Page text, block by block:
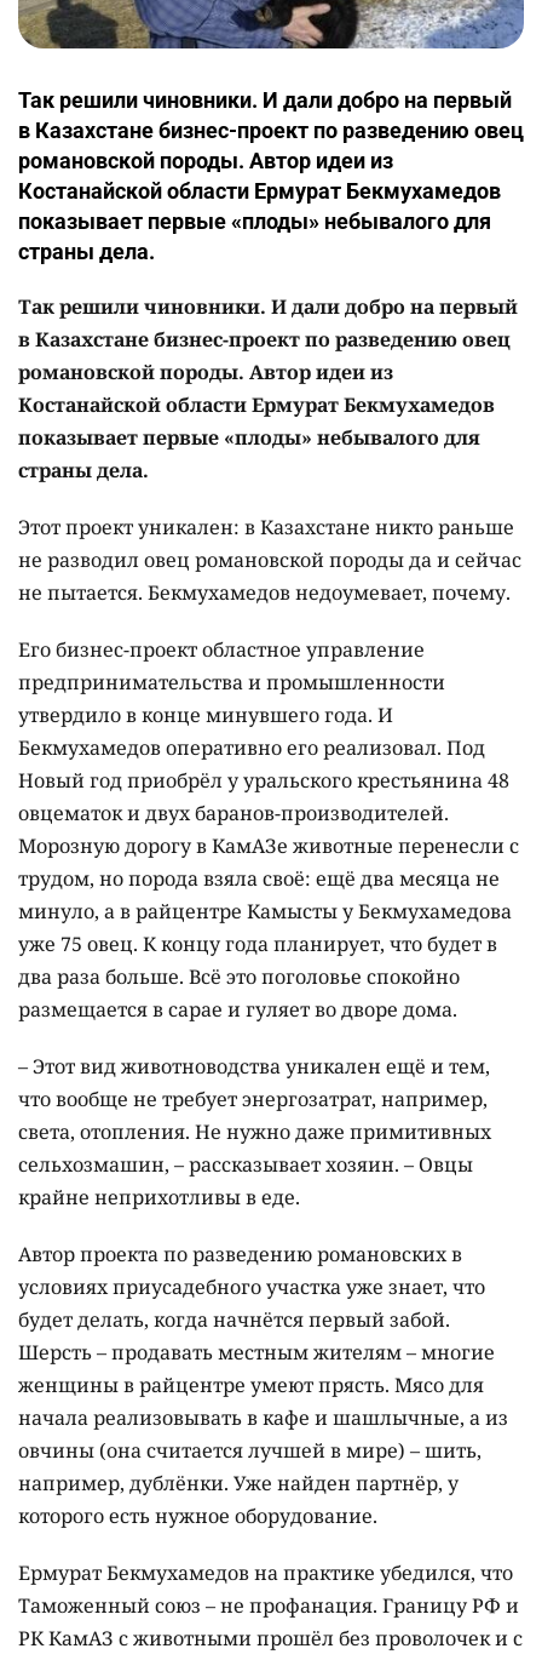
Так решили чиновники. И дали добро на первый
в Казахстане бизнес-проект по разведению овец
романовской породы. Автор идеи из
Костанайской области Ермурат Бекмухамедов
показывает первые «плоды» небывалого для
страны дела.
Так решили чиновники. И дали добро на первый
в Казахстане бизнес-проект по разведению овец
романовской породы. Автор идеи из
Костанайской области Ермурат Бекмухамедов
показывает первые «плоды» небывалого для
страны дела.
Этот проект уникален: в Казахстане никто раньше
не разводил овец романовской породы да и сейчас
не пытается. Бекмухамедов недоумевает, почему.
Его бизнес-проект областное управление
предпринимательства и промышленности
утвердило в конце минувшего года. И
Бекмухамедов оперативно его реализовал. Под
Новый год приобрёл у уральского крестьянина 48
овцематок и двух баранов-производителей.
Морозную дорогу в КамАЗе животные перенесли с
трудом, но порода взяла своё: ещё два месяца не
минуло, а в райцентре Камысты у Бекмухамедова
уже 75 овец. К концу года планирует, что будет в
два раза больше. Всё это поголовье спокойно
размещается в сарае и гуляет во дворе дома.
– Этот вид животноводства уникален ещё и тем,
что вообще не требует энергозатрат, например,
света, отопления. Не нужно даже примитивных
сельхозмашин, – рассказывает хозяин. – Овцы
крайне неприхотливы в еде.
Автор проекта по разведению романовских в
условиях приусадебного участка уже знает, что
будет делать, когда начнётся первый забой.
Шерсть – продавать местным жителям – многие
женщины в райцентре умеют прясть. Мясо для
начала реализовывать в кафе и шашлычные, а из
овчины (она считается лучшей в мире) – шить,
например, дублёнки. Уже найден партнёр, у
которого есть нужное оборудование.
Ермурат Бекмухамедов на практике убедился, что
Таможенный союз – не профанация. Границу РФ и
РК КамАЗ с животными прошёл без проволочек и с